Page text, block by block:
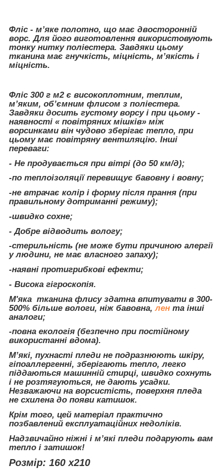
Фліс - м’яке полотно, що має двосторонній
ворс. Для його виготовлення використовують
тонку нитку поліестера. Завдяки цьому
тканина має гнучкість, міцність, м’якість і
міцність.
Фліс 300 г м2 є високоплотним, теплим,
м’яким, об’ємним флисом з поліестера.
Завдяки досить густому ворсу і при цьому -
наявності « повітряних мішків» між
ворсинками він чудово зберігає тепло, при
цьому має повітряну вентиляцію. Інші
переваги:
- Не продувається при вітрі (до 50 км/д);
-по теплоізоляції перевищує бавовну і вовну;
-не втрачає колір і форму після прання (при
правильному дотриманні режиму);
-швидко сохне;
- Добре відводить вологу;
-стерильність (не може бути причиною алергії
у людини, не має власного запаху);
-наявні протигрибкові ефекти;
- Висока гігроскопія.
М'яка тканина флису здатна впитувати в 300-
500% більше вологи, ніж бавовна,лен та інші
аналоги;
-повна екологія (безпечно при постійному
використанні вдома).
М’які, пухнасті пледи не подразнюють шкіру,
гіпоаллергенні, зберігають тепло, легко
піддаються машинній стирці, швидко сохнуть
і не розтягуються, не дають усадки.
Незважаючи на ворсистість, поверхня пледа
не схилена до появи катишок.
Крім того, цей матеріал практично
позбавлений експлуатаційних недоліків.
Надзвичайно ніжні і м’які пледи подарують вам
тепло і затишок!
Розмір: 160 x210